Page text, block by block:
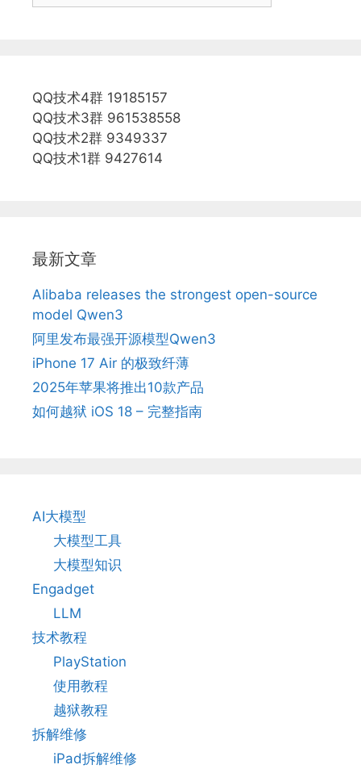
QQ技术4群 19185157
QQ技术3群 961538558
QQ技术2群 9349337
QQ技术1群 9427614
最新文章
Alibaba releases the strongest open-source
model Qwen3
阿里发布最强开源模型Qwen3
iPhone 17 Air 的极致纤薄
2025年苹果将推出10款产品
如何越狱 iOS 18 – 完整指南
AI大模型
大模型工具
大模型知识
Engadget
LLM
技术教程
PlayStation
使用教程
越狱教程
拆解维修
iPad拆解维修